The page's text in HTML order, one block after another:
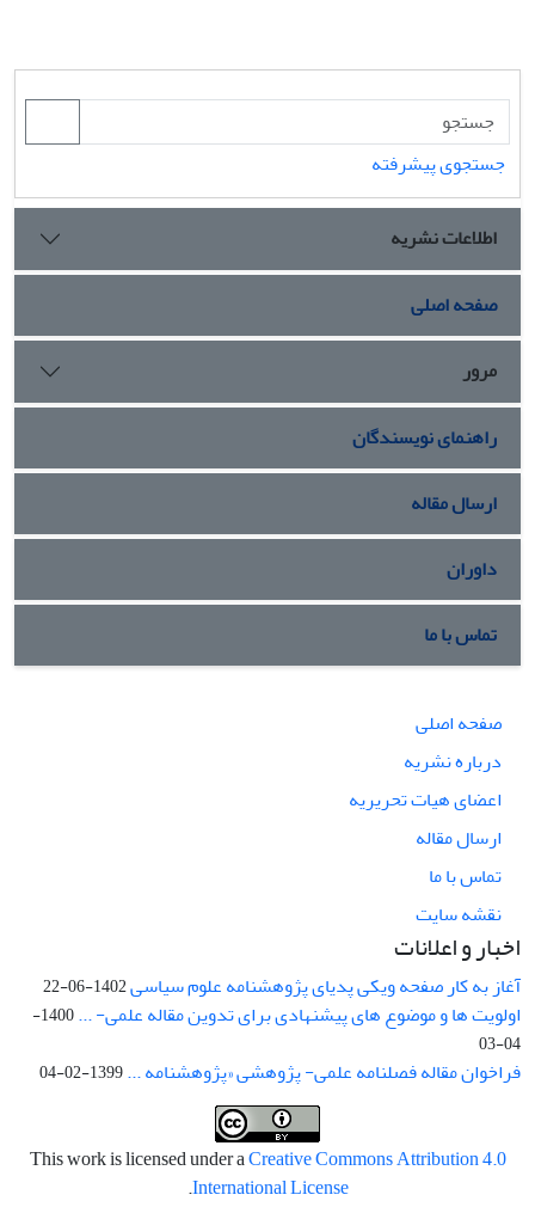
جستجوی پیشرفته
اطلاعات نشریه
صفحه اصلی
مرور
راهنمای نویسندگان
ارسال مقاله
داوران
تماس با ما
صفحه اصلی
درباره نشریه
اعضای هیات تحریریه
ارسال مقاله
تماس با ما
نقشه سایت
اخبار و اعلانات
آغاز به کار صفحه ویکی پدیای پژوهشنامه علوم سیاسی1402-06-22
اولویت ها و موضوع های پیشنهادی برای تدوین مقاله علمی- ...
1400-
04-03
فراخوان مقاله فصلنامه علمی- پژوهشی «پژوهشنامه ...1399-02-04
This work is licensed under aCreative Commons Attribution 4.0
International License
.